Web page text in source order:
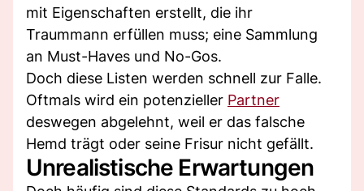
mit Eigenschaften erstellt, die ihr
Traummann erfüllen muss; eine Sammlung
an Must-Haves und No-Gos.
Doch diese Listen werden schnell zur Falle.
Oftmals wird ein potenzieller Partner
deswegen abgelehnt, weil er das falsche
Hemd trägt oder seine Frisur nicht gefällt.
Unrealistische Erwartungen